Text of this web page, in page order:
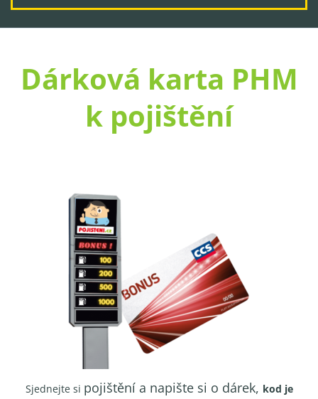
Dárková karta PHM
k pojištění
Sjednejte si pojištění a napište si o dárek, kod je